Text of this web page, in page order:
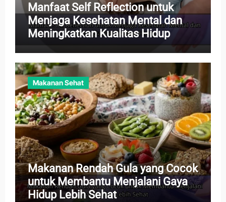
Manfaat Self Reflection untuk
Menjaga Kesehatan Mental dan
Meningkatkan Kualitas Hidup
Makanan Sehat
Makanan Rendah Gula yang Cocok
untuk Membantu Menjalani Gaya
Hidup Lebih Sehat